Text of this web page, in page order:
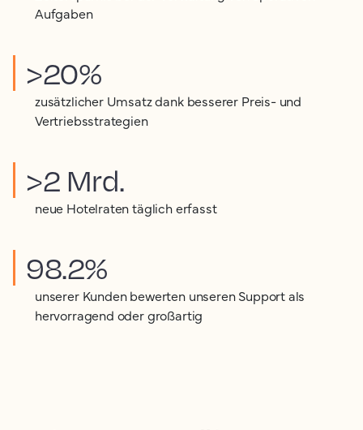
Aufgaben
>20%
zusätzlicher Umsatz dank besserer Preis- und
Vertriebsstrategien
>2 Mrd.
neue Hotelraten täglich erfasst
98.2%
unserer Kunden bewerten unseren Support als
hervorragend oder großartig